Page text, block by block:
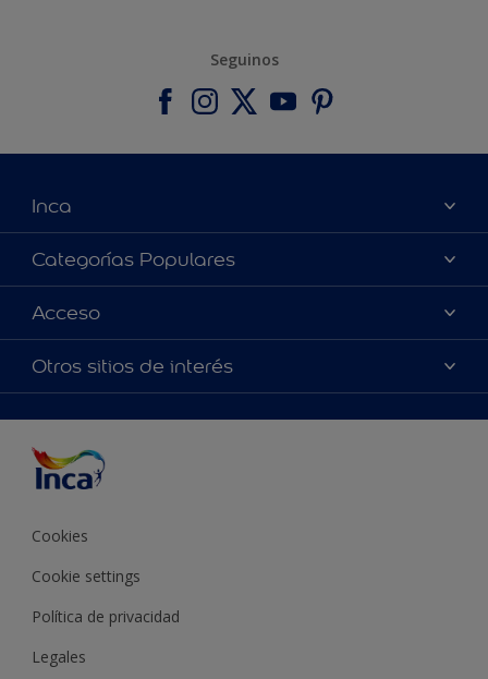
Seguinos
Inca
Acerca de Inca
Contactanos
Encontrá un distribuidor Inca
Categorías Populares
Colores
Productos
Inspiración
Acceso
Accesibilidad
Precisión del color
Otros sitios de interés
Cookies
Cookie settings
Política de privacidad
Legales